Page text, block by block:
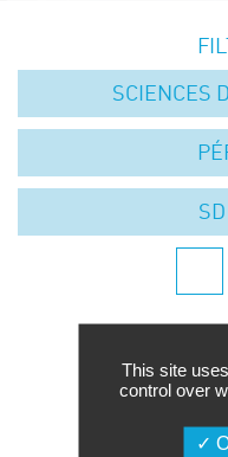
Symposium on
sustainability –
FRENCH-
Contacts
SCIENCES
This site
control over